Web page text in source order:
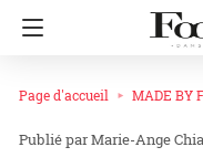
Page d'accueil MADE BY
Marie-Ange